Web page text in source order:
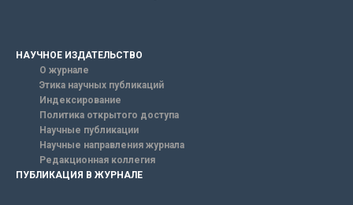
НАУЧНОЕ ИЗДАТЕЛЬСТВО
О журнале
Этика научных публикаций
Индексирование
Политика открытого доступа
Научные публикации
Научные направления журнала
Редакционная коллегия
ПУБЛИКАЦИЯ В ЖУРНАЛЕ